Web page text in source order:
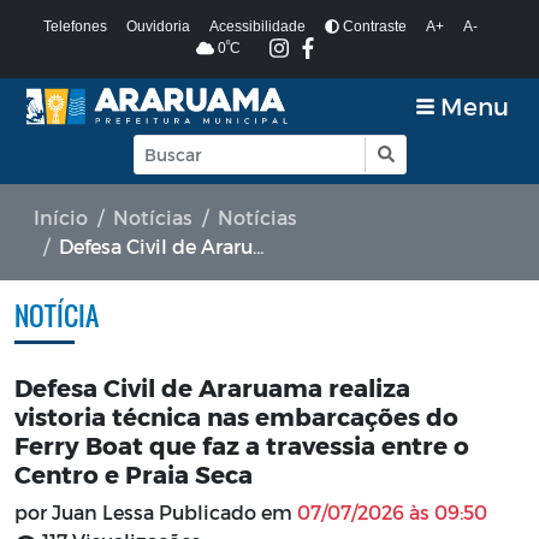
Telefones Ouvidoria Acessibilidade Contraste A+
A-
0ºC
Menu
Início Notícias
Notícias
Defesa Civil de Araruama realiza vistoria técnica nas embarcações do Ferry Boat que faz a travessia entre o Centro e Praia Seca
NOTÍCIA
Defesa Civil de Araruama realiza
vistoria técnica nas embarcações do
Ferry Boat que faz a travessia entre o
Centro e Praia Seca
por Juan Lessa Publicado em 07/07/2026 às 09:50